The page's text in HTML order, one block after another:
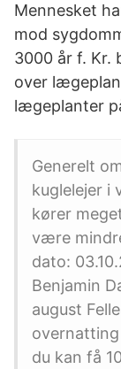
Mennesket
mod
3000 år f. Kr.
over
lægeplanter
Generelt
kuglelejer i
kører
være
dato:
Benjamin
august
du kan få